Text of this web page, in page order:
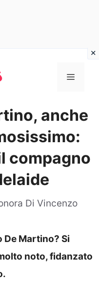
Menu
anche
compagno
Di Vincenzo
De Martino? Si
noto, fidanzato